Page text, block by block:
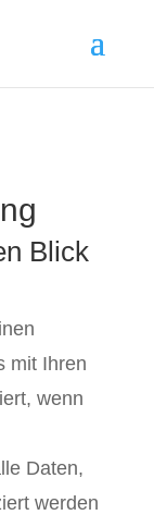
Blick
mit Ihren
wenn
Daten,
werden